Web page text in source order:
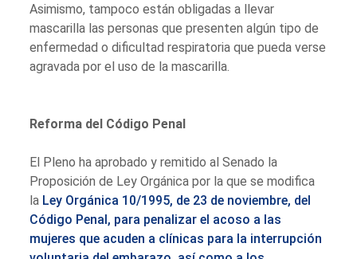
Asimismo, tampoco están obligadas a llevar
mascarilla las personas que presenten algún tipo de
enfermedad o dificultad respiratoria que pueda verse
agravada por el uso de la mascarilla.
Reforma del Código Penal
El Pleno ha aprobado y remitido al Senado la
Proposición de Ley Orgánica por la que se modifica
la Ley Orgánica 10/1995, de 23 de noviembre, del
Código Penal, para penalizar el acoso a las
mujeres que acuden a clínicas para la interrupción